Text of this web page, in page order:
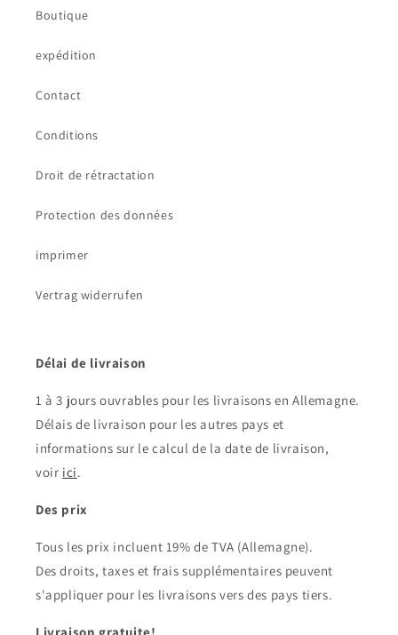
Boutique
expédition
Contact
Conditions
Droit de rétractation
Protection des données
imprimer
Vertrag widerrufen
Délai de livraison
1 à 3 jours ouvrables pour les livraisons en Allemagne.
Délais de livraison pour les autres pays et
informations sur le calcul de la date de livraison,
voir ici.
Des prix
Tous les prix incluent 19% de TVA (Allemagne).
Des droits, taxes et frais supplémentaires peuvent
s'appliquer pour les livraisons vers des pays tiers.
Livraison gratuite!